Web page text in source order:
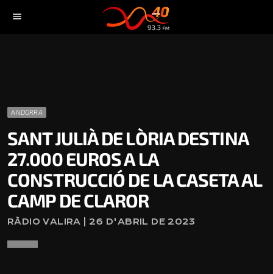
menu
ANDORRA
SANT JULIÀ DE LÒRIA DESTINA
27.000 EUROS A LA
CONSTRUCCIÓ DE LA CASETA AL
CAMP DE CLAROR
RÀDIO VALIRA | 26 D'ABRIL DE 2023